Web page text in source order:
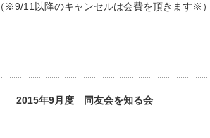
（※9/11以降のキャンセルは会費を頂きます※）
2015年9月度 同友会を知る会